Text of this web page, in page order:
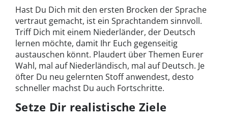
Hast Du Dich mit den ersten Brocken der Sprache
vertraut gemacht, ist ein Sprachtandem sinnvoll.
Triff Dich mit einem Niederländer, der Deutsch
lernen möchte, damit Ihr Euch gegenseitig
austauschen könnt. Plaudert über Themen Eurer
Wahl, mal auf Niederländisch, mal auf Deutsch. Je
öfter Du neu gelernten Stoff anwendest, desto
schneller machst Du auch Fortschritte.
Setze Dir realistische Ziele